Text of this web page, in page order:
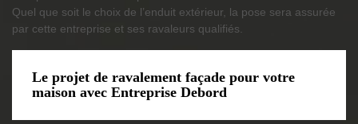
Quel que soit le choix de l’enduit extérieur, la pose sera assurée
par cette entreprise et ses ravaleurs qualifiés.
Le projet de ravalement façade pour votre
maison avec Entreprise Debord